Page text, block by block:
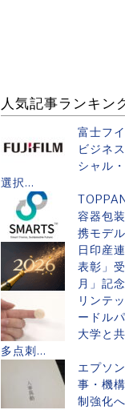
人気記事ランキン
富士フ
ビジネ
シャル
選択...
容器包
携モデ
日印産
表彰」
月」記
リンテ
ードル
大学と
多点刺...
エプソ
事・機
制強化へ